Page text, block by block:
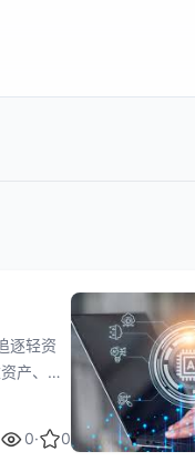
逐轻资
产、低
发全球
建议，
0· 0